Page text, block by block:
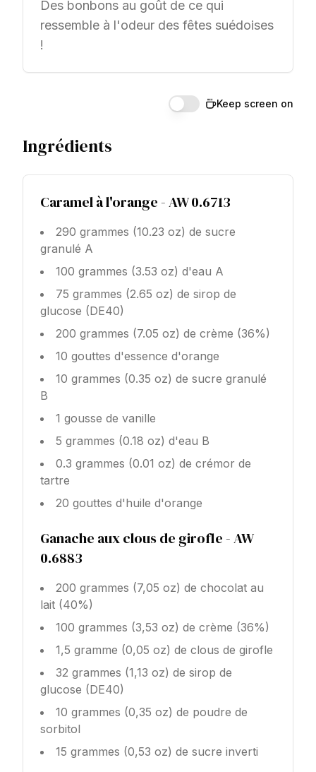
Des bonbons au goût de ce qui
ressemble à l'odeur des fêtes suédoises
!
Keep screen on
Ingrédients
Caramel à l'orange - AW 0.6713
290 grammes (10.23 oz) de sucre
granulé A
100 grammes (3.53 oz) d'eau A
75 grammes (2.65 oz) de sirop de
glucose (DE40)
200 grammes (7.05 oz) de crème (36%)
10 gouttes d'essence d'orange
10 grammes (0.35 oz) de sucre granulé
B
1 gousse de vanille
5 grammes (0.18 oz) d'eau B
0.3 grammes (0.01 oz) de crémor de
tartre
20 gouttes d'huile d'orange
Ganache aux clous de girofle - AW
0.6883
200 grammes (7,05 oz) de chocolat au
lait (40%)
100 grammes (3,53 oz) de crème (36%)
1,5 gramme (0,05 oz) de clous de girofle
32 grammes (1,13 oz) de sirop de
glucose (DE40)
10 grammes (0,35 oz) de poudre de
sorbitol
15 grammes (0,53 oz) de sucre inverti